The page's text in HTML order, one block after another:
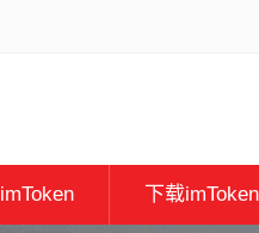
imToken 下载imToken